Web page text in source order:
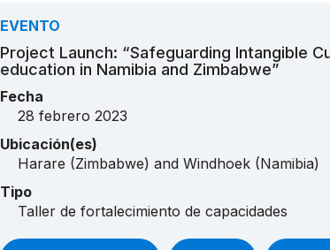
EVENTO
Project Launch: “Safeguarding Intangible
education in Namibia and Zimbabwe”
Fecha
28 febrero 2023
Ubicación(es)
Harare (Zimbabwe) and Windhoek (Namibia)
Tipo
Taller de fortalecimiento de capacidades